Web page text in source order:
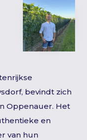
bevindt zich
Oppenauer. Het
en
van hun